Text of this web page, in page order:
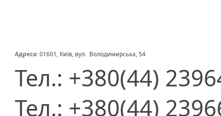
Адреса:01601, Київ, вул. Володимирська, 54
Тел.: +380(44)
Тел.: +380(44)